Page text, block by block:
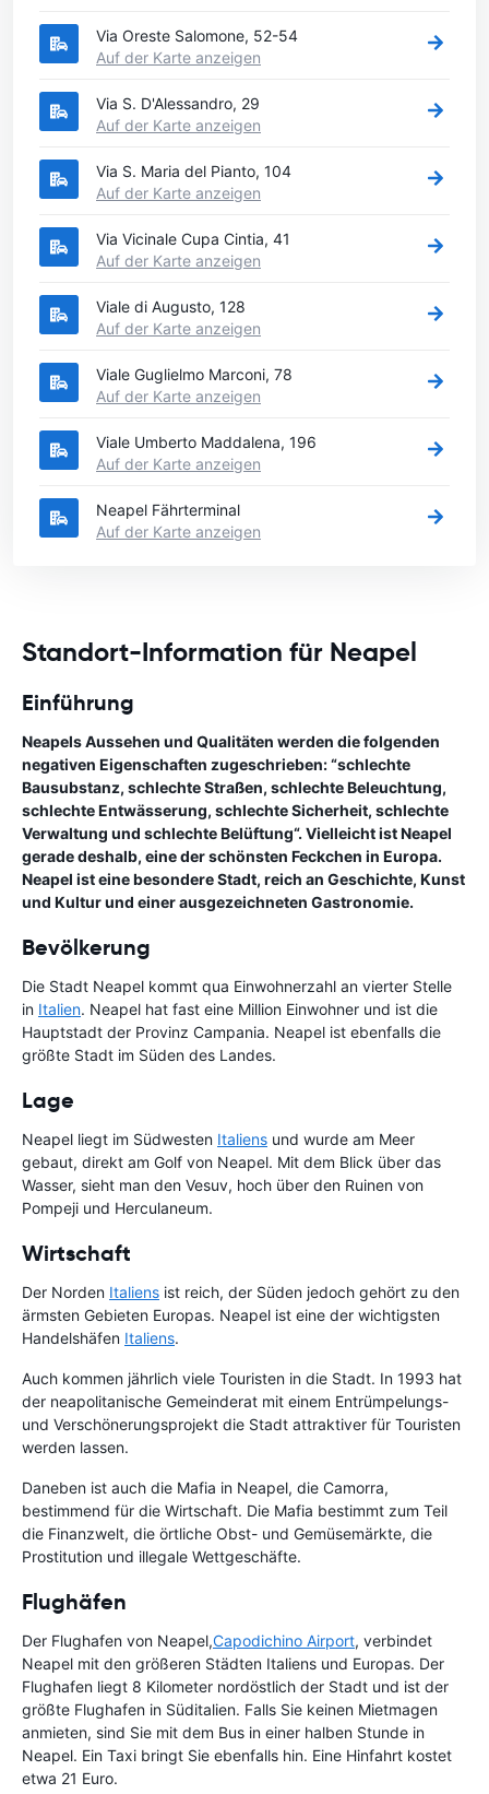
Via Oreste Salomone, 52-54
Auf der Karte anzeigen
Via S. D'Alessandro, 29
Auf der Karte anzeigen
Via S. Maria del Pianto, 104
Auf der Karte anzeigen
Via Vicinale Cupa Cintia, 41
Auf der Karte anzeigen
Viale di Augusto, 128
Auf der Karte anzeigen
Viale Guglielmo Marconi, 78
Auf der Karte anzeigen
Viale Umberto Maddalena, 196
Auf der Karte anzeigen
Neapel Fährterminal
Auf der Karte anzeigen
Standort-Information für Neapel
Einführung
Neapels Aussehen und Qualitäten werden die folgenden
negativen Eigenschaften zugeschrieben: “schlechte
Bausubstanz, schlechte Straßen, schlechte Beleuchtung,
schlechte Entwässerung, schlechte Sicherheit, schlechte
Verwaltung und schlechte Belüftung“. Vielleicht ist Neapel
gerade deshalb, eine der schönsten Feckchen in Europa.
Neapel ist eine besondere Stadt, reich an Geschichte, Kunst
und Kultur und einer ausgezeichneten Gastronomie.
Bevölkerung
Die Stadt Neapel kommt qua Einwohnerzahl an vierter Stelle
in Italien. Neapel hat fast eine Million Einwohner und ist die
Hauptstadt der Provinz Campania. Neapel ist ebenfalls die
größte Stadt im Süden des Landes.
Lage
Neapel liegt im Südwesten Italiens und wurde am Meer
gebaut, direkt am Golf von Neapel. Mit dem Blick über das
Wasser, sieht man den Vesuv, hoch über den Ruinen von
Pompeji und Herculaneum.
Wirtschaft
Der Norden Italiens ist reich, der Süden jedoch gehört zu den
ärmsten Gebieten Europas. Neapel ist eine der wichtigsten
Handelshäfen Italiens.
Auch kommen jährlich viele Touristen in die Stadt. In 1993 hat
der neapolitanische Gemeinderat mit einem Entrümpelungs-
und Verschönerungsprojekt die Stadt attraktiver für Touristen
werden lassen.
Daneben ist auch die Mafia in Neapel, die Camorra,
bestimmend für die Wirtschaft. Die Mafia bestimmt zum Teil
die Finanzwelt, die örtliche Obst- und Gemüsemärkte, die
Prostitution und illegale Wettgeschäfte.
Flughäfen
Der Flughafen von Neapel,Capodichino Airport, verbindet
Neapel mit den größeren Städten Italiens und Europas. Der
Flughafen liegt 8 Kilometer nordöstlich der Stadt und ist der
größte Flughafen in Süditalien. Falls Sie keinen Mietmagen
anmieten, sind Sie mit dem Bus in einer halben Stunde in
Neapel. Ein Taxi bringt Sie ebenfalls hin. Eine Hinfahrt kostet
etwa 21 Euro.